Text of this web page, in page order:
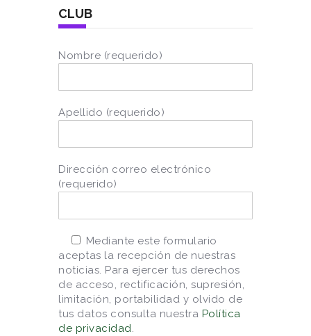
CLUB
Nombre (requerido)
Apellido (requerido)
Dirección correo electrónico
(requerido)
Mediante este formulario
aceptas la recepción de nuestras
noticias. Para ejercer tus derechos
de acceso, rectificación, supresión,
limitación, portabilidad y olvido de
tus datos consulta nuestra Política
de privacidad.